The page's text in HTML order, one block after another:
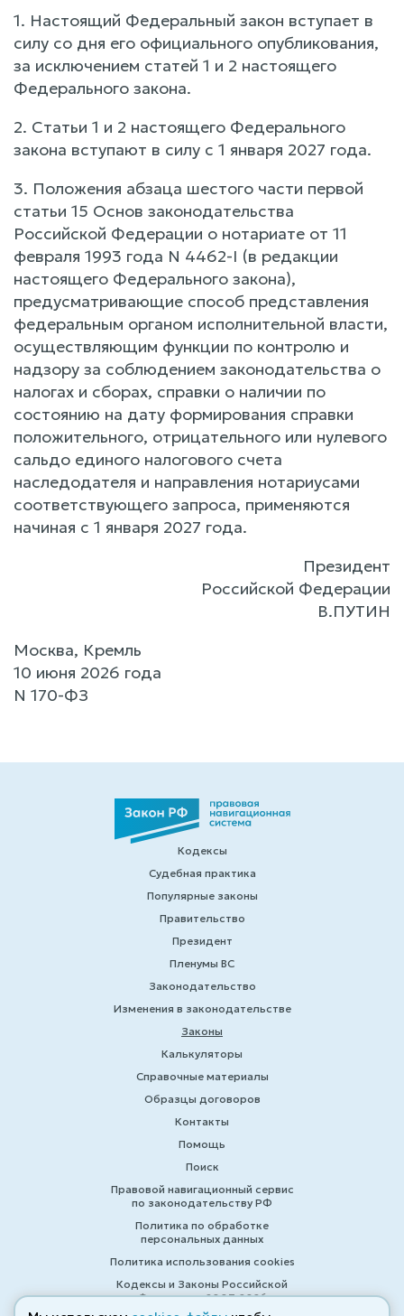
1. Настоящий Федеральный закон вступает в
силу со дня его официального опубликования,
за исключением статей 1 и 2 настоящего
Федерального закона.
2. Статьи 1 и 2 настоящего Федерального
закона вступают в силу с 1 января 2027 года.
3. Положения абзаца шестого части первой
статьи 15 Основ законодательства
Российской Федерации о нотариате от 11
февраля 1993 года N 4462-I (в редакции
настоящего Федерального закона),
предусматривающие способ представления
федеральным органом исполнительной власти,
осуществляющим функции по контролю и
надзору за соблюдением законодательства о
налогах и сборах, справки о наличии по
состоянию на дату формирования справки
положительного, отрицательного или нулевого
сальдо единого налогового счета
наследодателя и направления нотариусами
соответствующего запроса, применяются
начиная с 1 января 2027 года.
Президент
Российской Федерации
В.ПУТИН
Москва, Кремль
10 июня 2026 года
N 170-ФЗ
Кодексы
Судебная практика
Популярные законы
Правительство
Президент
Пленумы ВС
Законодательство
Изменения в законодательстве
Законы
Калькуляторы
Справочные материалы
Образцы договоров
Контакты
Помощь
Поиск
Правовой навигационный сервис
по законодательству РФ
Политика по обработке
персональных данных
Политика использования cookies
Кодексы и Законы Российской
Федерации 2007-2026